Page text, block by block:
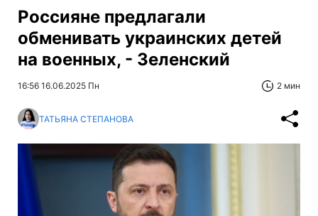
Россияне предлагали
обменивать украинских детей
на военных, - Зеленский
16:56 16.06.2025 Пн 2 мин
ТАТЬЯНА СТЕПАНОВА